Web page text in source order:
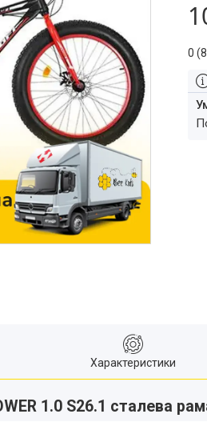
0
Характеристики
1.0 S26.1 сталева